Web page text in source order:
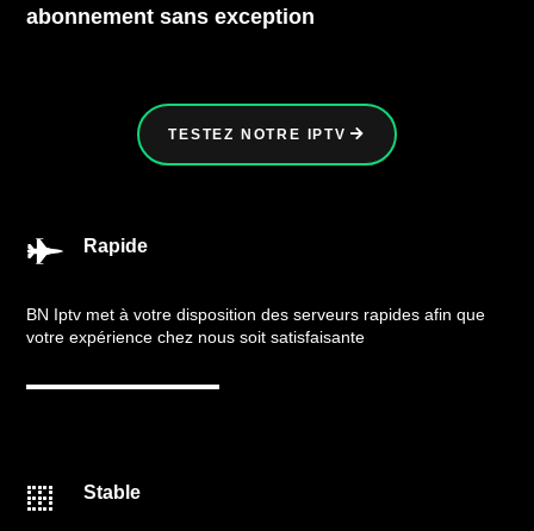
abonnement sans exception
TESTEZ NOTRE IPTV
 Rapide
BN Iptv met à votre disposition des serveurs rapides afin que
votre expérience chez nous soit satisfaisante
 Stable